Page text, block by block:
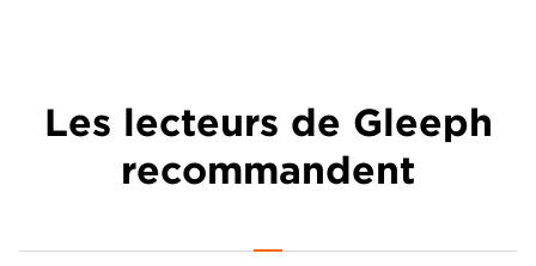
Les lecteurs de Gleeph
recommandent